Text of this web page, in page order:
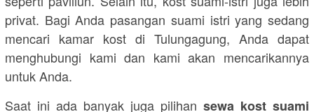
privat. Bagi Anda pasangan suami istri yang sedang
mencari kamar kost di Tulungagung, Anda dapat
menghubungi kami dan kami akan mencarikannya
untuk Anda.
Saat ini ada banyak juga pilihan sewa kost suami